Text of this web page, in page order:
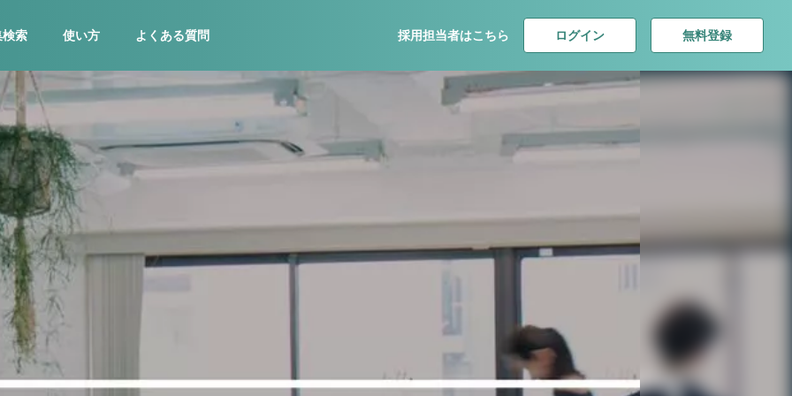
検索 使い方 よくある質問 採用担当者はこちら ログイン 無料登録